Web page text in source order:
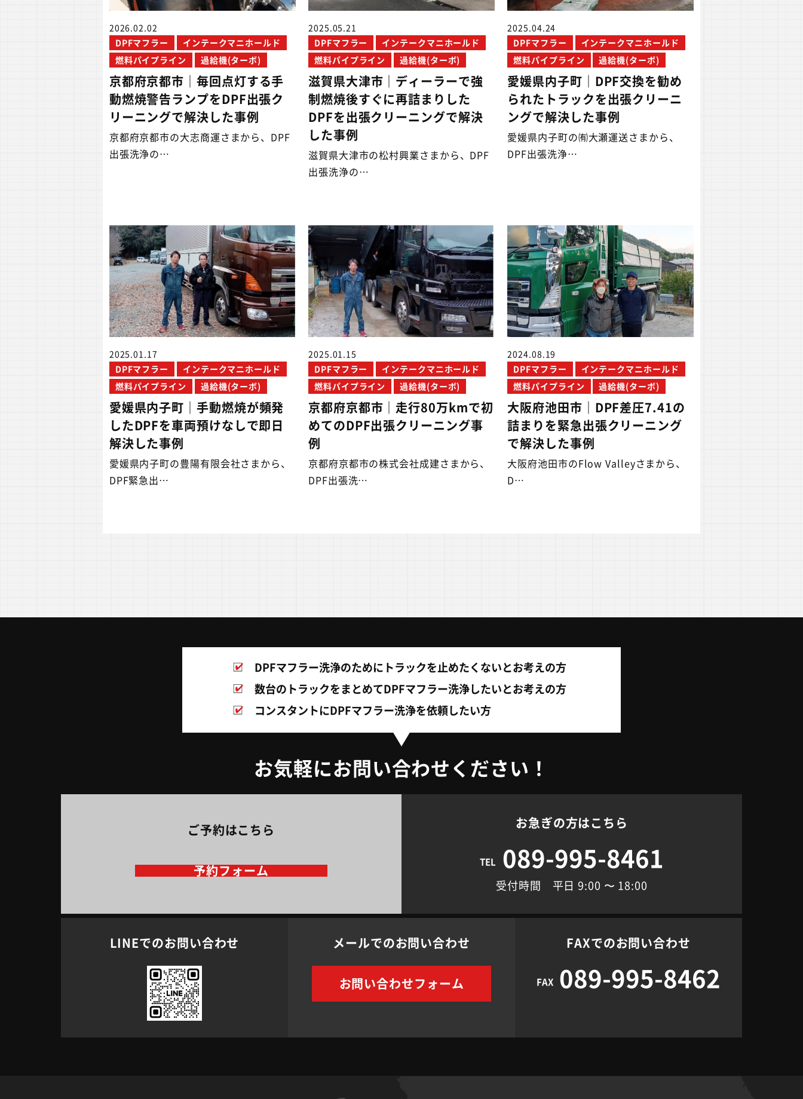
2026.02.02
DPFマフラー
インテークマニホールド
燃料パイプライン
過給機(ターボ)
京都府京都市｜毎回点灯する手
動燃焼警告ランプをDPF出張ク
リーニングで解決した事例
京都府京都市の大志商運さまから、DPF
出張洗浄の…
2025.05.21
DPFマフラー
インテークマニホールド
燃料パイプライン
過給機(ターボ)
滋賀県大津市｜ディーラーで強
制燃焼後すぐに再詰まりした
DPFを出張クリーニングで解決
した事例
滋賀県大津市の松村興業さまから、DPF
出張洗浄の…
2025.04.24
DPFマフラー
インテークマニホールド
燃料パイプライン
過給機(ターボ)
愛媛県内子町｜DPF交換を勧め
られたトラックを出張クリーニ
ングで解決した事例
愛媛県内子町の㈲大瀬運送さまから、
DPF出張洗浄…
2025.01.17
DPFマフラー
インテークマニホールド
燃料パイプライン
過給機(ターボ)
愛媛県内子町｜手動燃焼が頻発
したDPFを車両預けなしで即日
解決した事例
愛媛県内子町の豊陽有限会社さまから、
DPF緊急出…
2025.01.15
DPFマフラー
インテークマニホールド
燃料パイプライン
過給機(ターボ)
京都府京都市｜走行80万kmで初
めてのDPF出張クリーニング事
例
京都府京都市の株式会社成建さまから、
DPF出張洗…
2024.08.19
DPFマフラー
インテークマニホールド
燃料パイプライン
過給機(ターボ)
大阪府池田市｜DPF差圧7.41の
詰まりを緊急出張クリーニング
で解決した事例
大阪府池田市のFlow Valleyさまから、
D…
DPFマフラー洗浄のために トラックを止めたくないとお考えの方
数台のトラックをまとめてDPFマフラー洗浄したいとお考えの方
コンスタントにDPFマフラー洗浄を依頼したい方
お気軽にお問い合わせください！
ご予約はこちら
予約フォーム
お急ぎの方はこちら
TEL 089-995-8461
受付時間 平日 9:00 〜 18:00
LINEでのお問い合わせ メールでのお問い合わせ
お問い合わせフォーム
FAXでのお問い合わせ
FAX 089-995-8462